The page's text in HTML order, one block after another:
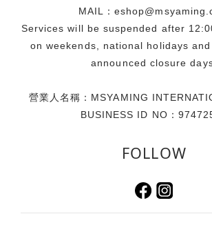
MAIL：
Services will be suspended after
on weekends, national holidays
announced closure
營業人名稱：MSYAMING
BUSINESS ID NO：
FOLLOW